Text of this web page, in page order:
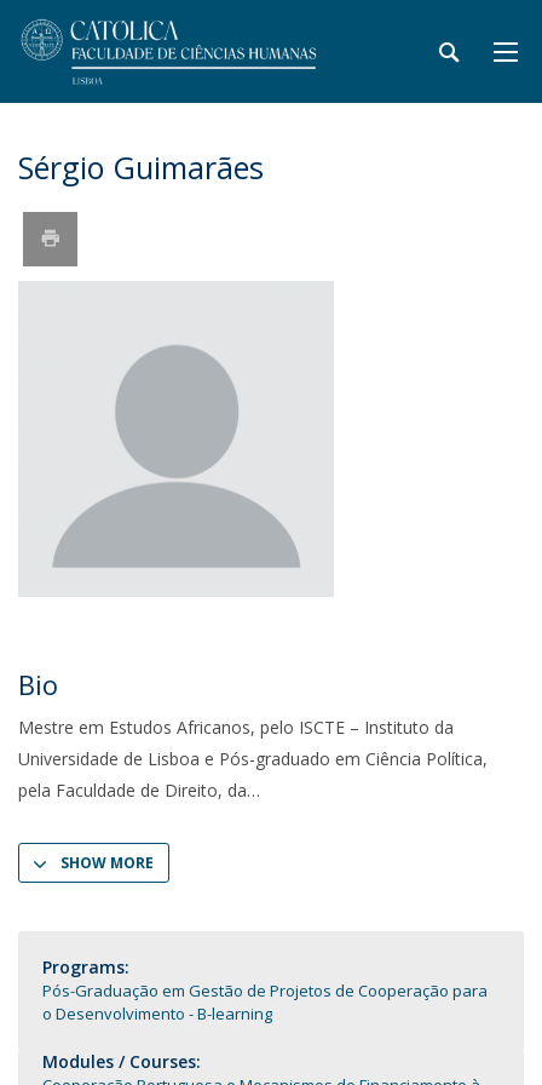
Sérgio Guimarães
Bio
Mestre em Estudos Africanos, pelo ISCTE – Instituto da
Universidade de Lisboa e Pós-graduado em Ciência Política,
pela Faculdade de Direito, da
SHOW MORE
Programs:
Pós-Graduação em Gestão de Projetos de Cooperação para
o Desenvolvimento - B-learning
Modules / Courses: